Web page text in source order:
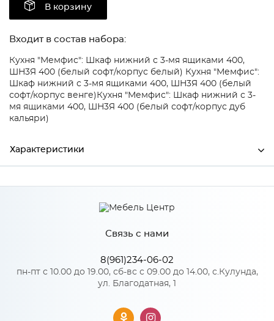
В корзину
Входит в состав набора:
Кухня "Мемфис": Шкаф нижний с 3-мя ящиками 400,
ШН3Я 400 (белый софт/корпус белый) Кухня "Мемфис":
Шкаф нижний с 3-мя ящиками 400, ШН3Я 400 (белый
софт/корпус венге) Кухня "Мемфис": Шкаф нижний с 3-
мя ящиками 400, ШН3Я 400 (белый софт/корпус дуб
кальяри)
Характеристики
Ширина 396
434
32
Сурская мебель
Связь с нами
8(961)234-06-02
пн-пт с 10.00 до 19.00, сб-вс с 09.00 до 14.00, с.Кулунда,
ул. Благодатная, 1